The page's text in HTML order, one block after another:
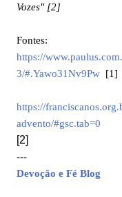
Vozes" [2]
Fontes:
https://
3/#.Yawo31Nv9Pw [1]
https://
advento/#gsc.tab=0
[2]
---
Devoção e Fé Blog